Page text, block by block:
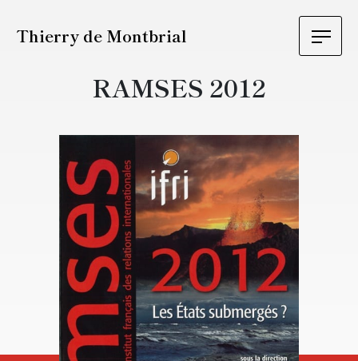
Thierry de Montbrial
RAMSES 2012